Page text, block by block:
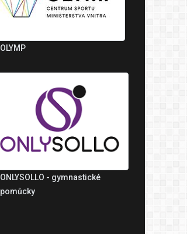
OLYMP
ONLYSOLLO - gymnastické
pomůcky